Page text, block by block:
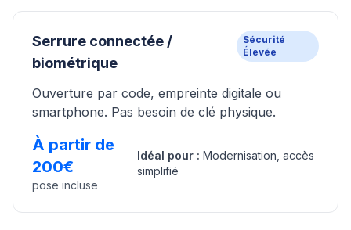
Serrure connectée /
biométrique
Sécurité
Élevée
Ouverture par code, empreinte digitale ou
smartphone. Pas besoin de clé physique.
À partir de
200€
pose incluse
Idéal pour : Modernisation, accès
simplifié